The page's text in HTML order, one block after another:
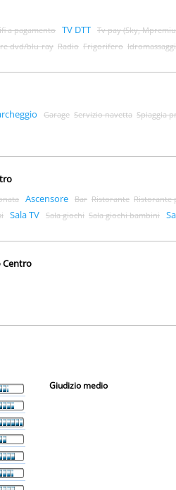
a pagamento TV DTT Tv pay (Sky,
dvd/blu-ray Radio Frigorifero
Garage Servizio navetta Spiaggia
Ascensore Bar Ristorante Ristorante
Sala TV Sala giochi Sala giochi bambini
Centro
Giudizio medio